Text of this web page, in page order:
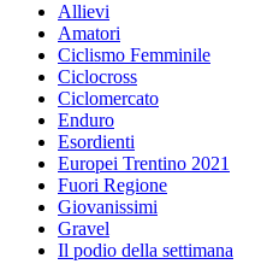
Allievi
Amatori
Ciclismo Femminile
Ciclocross
Ciclomercato
Enduro
Esordienti
Europei Trentino 2021
Fuori Regione
Giovanissimi
Gravel
Il podio della settimana